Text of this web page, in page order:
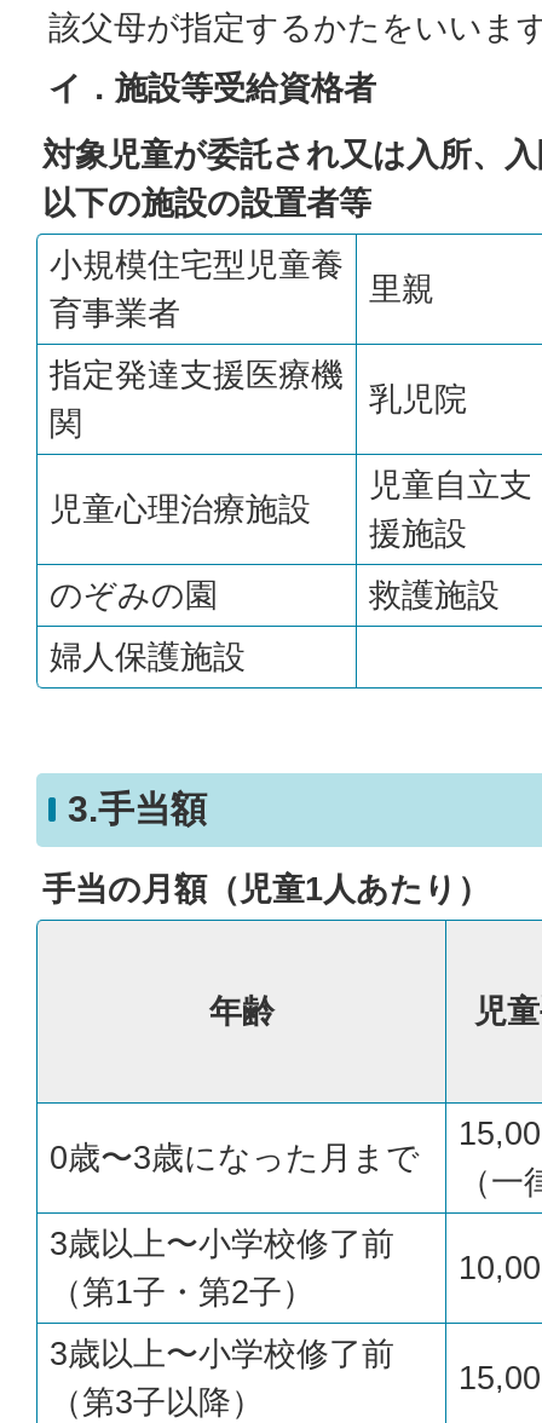
該父母が指定するかたをいいま
イ．施設等受給資格者
対象児童が委託され又は入所、
以下の施設の設置者等
小規模住宅型児童養
育事業者
里親
指定発達支援医療機
関
乳児院
児童心理治療施設
児童自立支
援施設
のぞみの園
救護施設
婦人保護施設
3.手当額
手当の月額（児童1人あたり）
年齢 児
0歳〜3歳になった月まで
（一
3歳以上〜小学校修了前
（第1子・第2子）
3歳以上〜小学校修了前
（第3子以降）